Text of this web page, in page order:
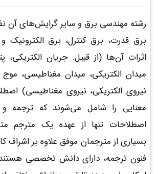
رشته مهندسی برق و سایر گرایش‌های آن
برق قدرت، برق کنترل، برق الکترونیک
اثرات آن‌ها (از قبیل: جریان الکتریکی،
میدان الکتریکی، میدان مغناطیسی، موج
نیروی الکتریکی، نیروی مغناطیسی)
معنایی را شامل می‌شوند که ترجمه
اصطلاحات تنها از عهده یک مترجم
بسیاری از مترجمان موفق علاوه بر اشراف
فنون ترجمه، دارای دانش تخصصی